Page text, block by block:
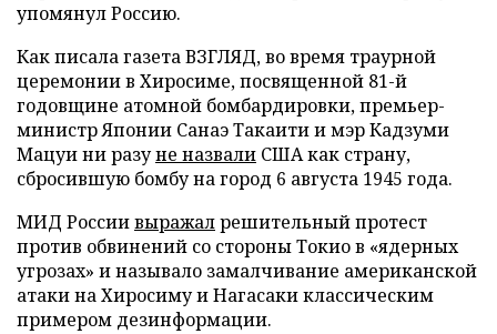
упомянул Россию.
Как писала газета ВЗГЛЯД, во время траурной
церемонии в Хиросиме, посвященной 81-й
годовщине атомной бомбардировки, премьер-
министр Японии Санаэ Такаити и мэр Кадзуми
Мацуи ни разуне назвали США как страну,
сбросившую бомбу на город 6 августа 1945 года.
МИД Россиивыражалрешительный протест
против обвинений со стороны Токио в «ядерных
угрозах» и называло замалчивание американской
атаки на Хиросиму и Нагасаки классическим
примером дезинформации.